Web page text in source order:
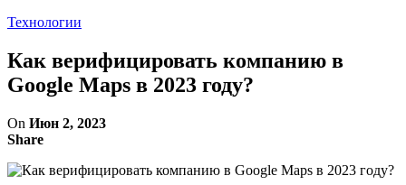
Технологии
Как верифицировать компанию в
Google Maps в 2023 году?
On Июн 2, 2023
Share